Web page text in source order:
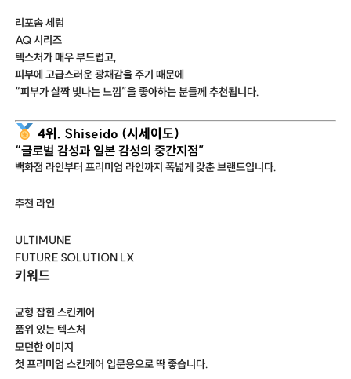
리포솜 세럼
AQ 시리즈
텍스처가 매우 부드럽고,
피부에 고급스러운 광채감을 주기 때문에
“피부가 살짝 빛나는 느낌”을 좋아하는 분들께 추천됩니다.
4위. Shiseido (시세이도)
“글로벌 감성과 일본 감성의 중간지점”
백화점 라인부터 프리미엄 라인까지 폭넓게 갖춘 브랜드입니다.
추천 라인
ULTIMUNE
FUTURE SOLUTION LX
키워드
균형 잡힌 스킨케어
품위 있는 텍스처
모던한 이미지
첫 프리미엄 스킨케어 입문용으로 딱 좋습니다.